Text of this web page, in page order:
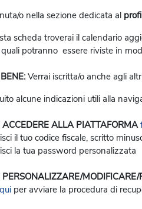
o nella sezione dedicata al
scheda troverai il calendario
quali potranno essere riviste in
Verrai iscritta/o anche agli
alcune indicazioni utili alla
ACCEDERE ALLA PIATTAFORMA
il tuo codice fiscale, scritto
la tua password personalizzata
PERSONALIZZARE/MODIFICARE/
qui per avviare la procedura di